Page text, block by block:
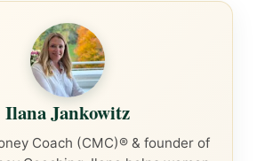
Ilana Jankowitz
Coach (CMC)® & founder of